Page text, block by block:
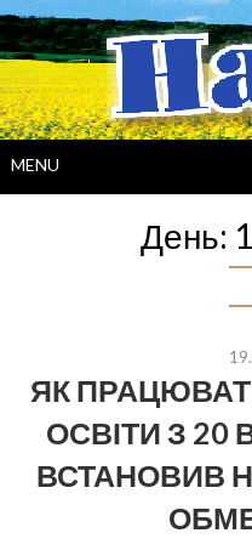
Skip
to
content
MENU
День:
ЯК
ОСВІТИ З 20
ВСТАНОВИВ